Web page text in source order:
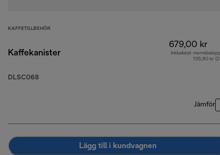
KAFFETILLBEHÖR
Kaffekanister
DLSC068
679,00 kr
Inkluderat
135,80 kr
Jämför
Lägg till i kundvagnen